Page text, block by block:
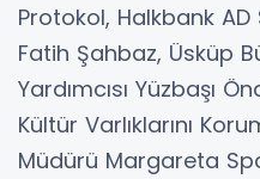
Protokol, Halkbank
Fatih Şahbaz, Üsküp
Yardımcısı Yüzbaşı
Kültür Varlıklarını
Müdürü Margareta